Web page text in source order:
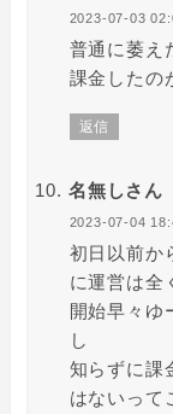
2023-07-03
普通に萎え
課金したの
返信
名無しさん
2023-07-04
初日以前か
に運営は全
開始早々ゆ
し
知らずに課
はないって